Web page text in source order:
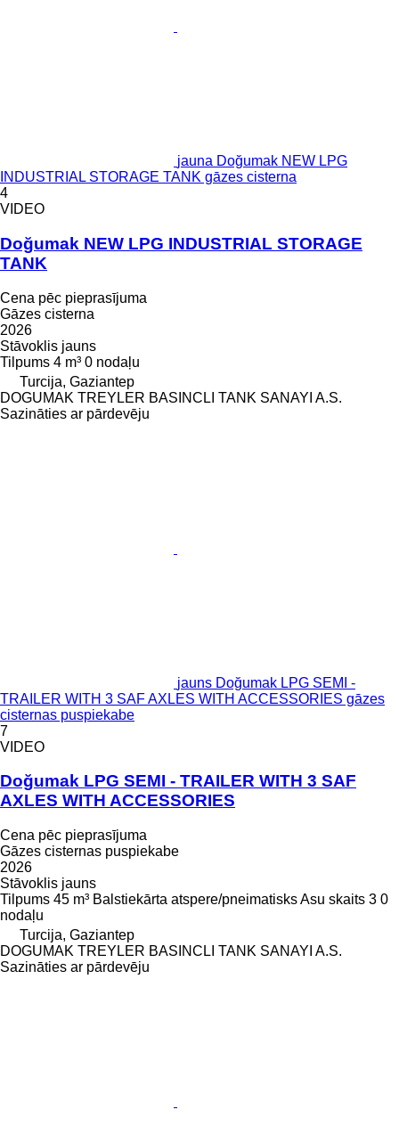
jauna Doğumak NEW LPG
INDUSTRIAL STORAGE TANK gāzes cisterna
4
VIDEO
Doğumak NEW LPG INDUSTRIAL STORAGE
TANK
Cena pēc pieprasījuma
Gāzes cisterna
2026
Stāvoklis jauns
Tilpums 4 m³ 0 nodaļu
Turcija, Gaziantep
DOGUMAK TREYLER BASINCLI TANK SANAYI A.S.
Sazināties ar pārdevēju
jauns Doğumak LPG SEMI -
TRAILER WITH 3 SAF AXLES WITH ACCESSORIES gāzes
cisternas puspiekabe
7
VIDEO
Doğumak LPG SEMI - TRAILER WITH 3 SAF
AXLES WITH ACCESSORIES
Cena pēc pieprasījuma
Gāzes cisternas puspiekabe
2026
Stāvoklis jauns
Tilpums 45 m³ Balstiekārta atspere/pneimatisksAsu skaits 3 0
nodaļu
Turcija, Gaziantep
DOGUMAK TREYLER BASINCLI TANK SANAYI A.S.
Sazināties ar pārdevēju